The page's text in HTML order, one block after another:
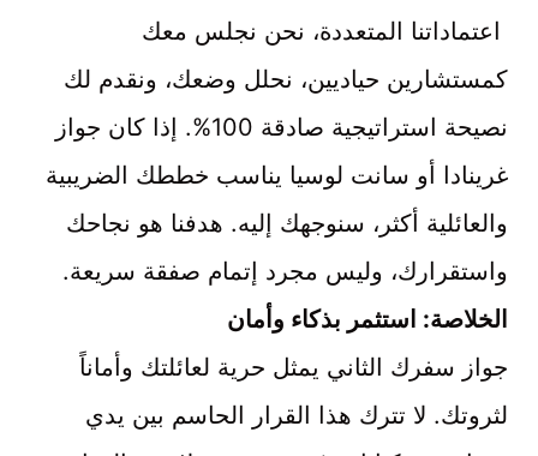
اعتماداتنا المتعددة، نحن نجلس معك
كمستشارين حياديين، نحلل وضعك، ونقدم لك
نصيحة استراتيجية صادقة 100%. إذا كان جواز
غرينادا أو سانت لوسيا يناسب خططك الضريبية
والعائلية أكثر، سنوجهك إليه. هدفنا هو نجاحك
واستقرارك، وليس مجرد إتمام صفقة سريعة.
الخلاصة: استثمر بذكاء وأمان
جواز سفرك الثاني يمثل حرية لعائلتك وأماناً
لثروتك. لا تترك هذا القرار الحاسم بين يدي